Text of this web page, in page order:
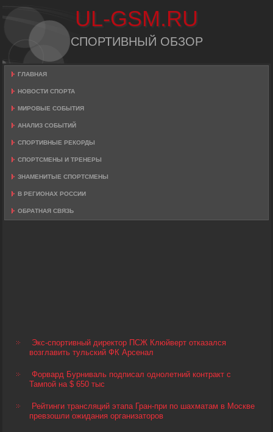
UL-GSM.RU
СПОРТИВНЫЙ ОБЗОР
ГЛАВНАЯ
НОВОСТИ СПОРТА
МИРОВЫЕ СОБЫТИЯ
АНАЛИЗ СОБЫТИЙ
СПОРТИВНЫЕ РЕКОРДЫ
СПОРТСМЕНЫ И ТРЕНЕРЫ
ЗНАМЕНИТЫЕ СПОРТСМЕНЫ
В РЕГИОНАХ РОССИИ
ОБРАТНАЯ СВЯЗЬ
Экс-спортивный директор ПСЖ Клюйверт отказался
возглавить тульский ФК Арсенал
Форвард Бурниваль подписал однолетний контракт с
Тампой на $ 650 тыс
Рейтинги трансляций этапа Гран-при по шахматам в Москве
превзошли ожидания организаторов